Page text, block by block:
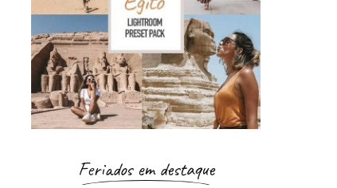
Feriados em destaque